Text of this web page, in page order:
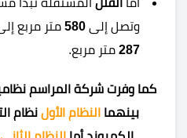
أما الفلل المستقلة تبدأ
وتصل إلى 580 متر مربع
287 متر مربع.
كما وفرت شركة المراسم
بينهماالنظام الأول نظام